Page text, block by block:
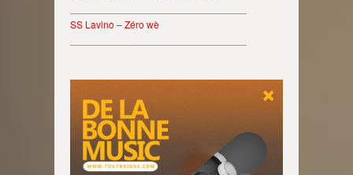
SS Lavino – Zéro wè